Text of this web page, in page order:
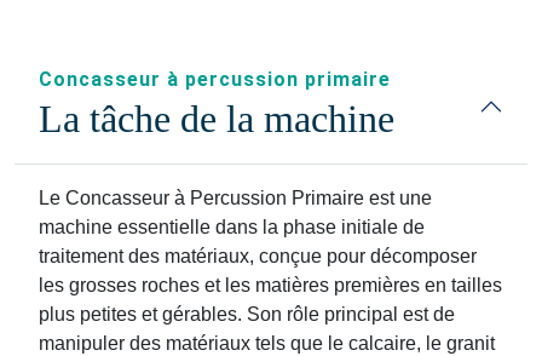
Concasseur à percussion primaire
La tâche de la machine
Le Concasseur à Percussion Primaire est une
machine essentielle dans la phase initiale de
traitement des matériaux, conçue pour décomposer
les grosses roches et les matières premières en tailles
plus petites et gérables. Son rôle principal est de
manipuler des matériaux tels que le calcaire, le granit